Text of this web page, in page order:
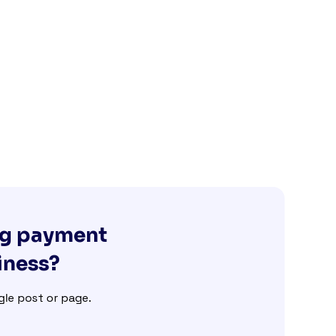
payment
post or page.